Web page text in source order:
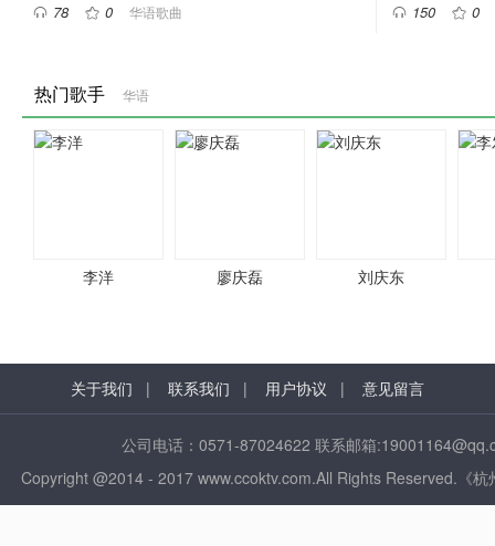
 78  0 华语歌曲  150  0
热门歌手 华语
李洋 廖庆磊 刘庆东
关于我们 | 联系我们 | 用户协议 | 意见留言
公司电话：0571-87024622 联系邮箱
Copyright @2014 - 2017 www.ccoktv.com.All Rights Reserved.《